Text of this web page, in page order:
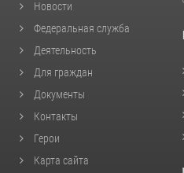
Новости
Федеральная служба
Деятельность
Для граждан
Документы
Контакты
Герои
Карта сайта